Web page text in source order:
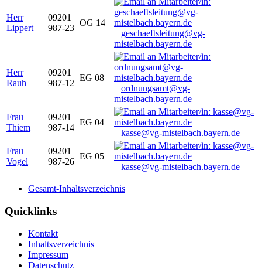
Herr
Lippert
09201
987-23
OG 14
geschaeftsleitung@vg-
mistelbach.bayern.de
Herr
Rauh
09201
987-12
EG 08
ordnungsamt@vg-
mistelbach.bayern.de
Frau
Thiem
09201
987-14
EG 04
kasse@vg-mistelbach.bayern.de
Frau
Vogel
09201
987-26
EG 05
kasse@vg-mistelbach.bayern.de
Gesamt-Inhaltsverzeichnis
Quicklinks
Kontakt
Inhaltsverzeichnis
Impressum
Datenschutz